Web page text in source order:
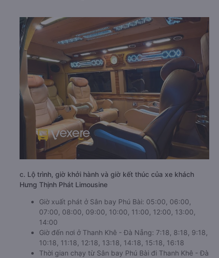
c. Lộ trình, giờ khởi hành và giờ kết thúc của xe khách
Hưng Thịnh Phát Limousine
Giờ xuất phát ở Sân bay Phú Bài: 05:00, 06:00,
07:00, 08:00, 09:00, 10:00, 11:00, 12:00, 13:00,
14:00
Giờ đến nơi ở Thanh Khê - Đà Nẵng: 7:18, 8:18, 9:18,
10:18, 11:18, 12:18, 13:18, 14:18, 15:18, 16:18
Thời gian chạy từ Sân bay Phú Bài đi Thanh Khê - Đà